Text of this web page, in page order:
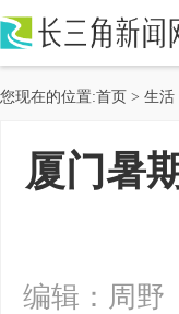
您现在的位置:首页 > 生活
厦门暑
编辑：周